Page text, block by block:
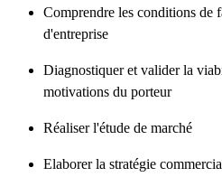
Comprendre les conditions de
d'entreprise
Diagnostiquer et valider la
motivations du porteur
Réaliser l'étude de marché
Elaborer la stratégie